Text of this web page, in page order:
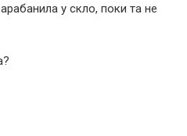
у скло, поки та не